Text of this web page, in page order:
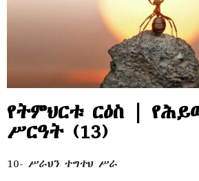
የትምህርቱ ርዕስ |
ሥርዓት (13)
10- ሥራህን ተግተህ ሥራ